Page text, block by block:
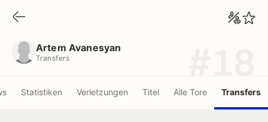
Artem Avanesyan
Transfers
Statistiken Verletzungen Titel Alle Tore Transfers